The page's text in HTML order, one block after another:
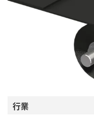
行業